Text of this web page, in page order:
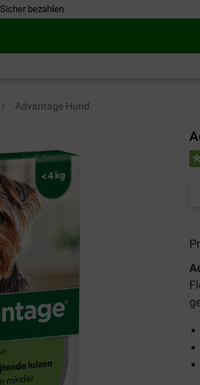
Sicher bezahlen
Advantage Hund